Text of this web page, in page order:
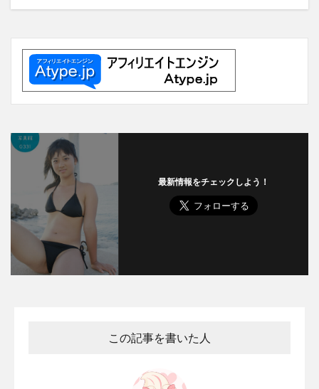
最新情報をチェックしよう！
この記事を書いた人